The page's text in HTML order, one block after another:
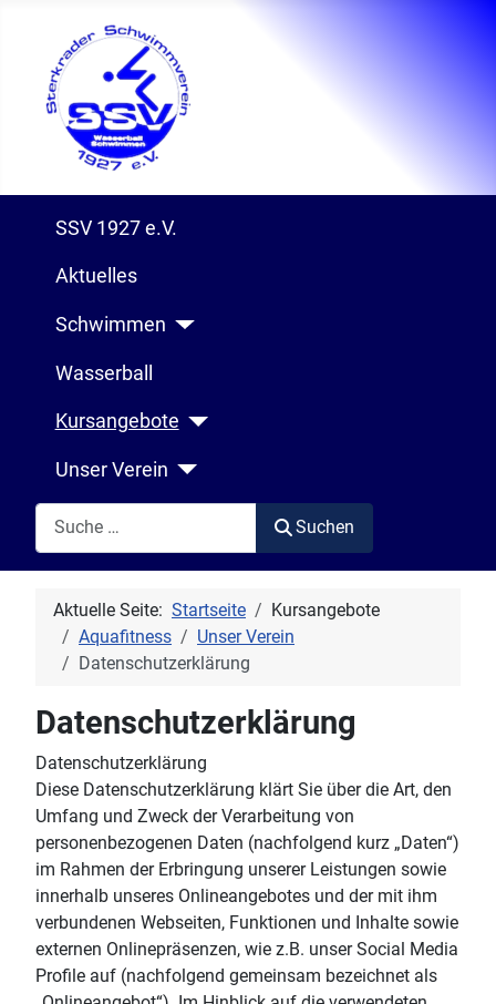
SSV 1927 e.V.
Aktuelles
Schwimmen
Wasserball
Kursangebote
Unser Verein
Suchen
Suchen
Aktuelle Seite: Startseite
Kursangebote
Aquafitness
Unser Verein
Datenschutzerklärung
Datenschutzerklärung
Datenschutzerklärung
Diese Datenschutzerklärung klärt Sie über die Art, den
Umfang und Zweck der Verarbeitung von
personenbezogenen Daten (nachfolgend kurz „Daten“)
im Rahmen der Erbringung unserer Leistungen sowie
innerhalb unseres Onlineangebotes und der mit ihm
verbundenen Webseiten, Funktionen und Inhalte sowie
externen Onlinepräsenzen, wie z.B. unser Social Media
Profile auf (nachfolgend gemeinsam bezeichnet als